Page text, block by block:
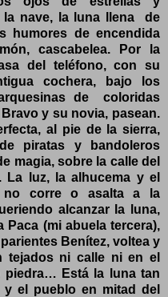
nave, la luna llena
de
humores de encendida
cascabelea. Por la
del teléfono, con su
cochera, bajo los
de
coloridas
y su novia, pasean.
al pie de la sierra,
piratas y bandoleros
magia, sobre la calle del
La luz, la alhucema y el
no corre o asalta a la
alcanzar la luna,
(mi abuela tercera),
Benítez, voltea y
ni calle ni en el
piedra… Está la luna tan
el pueblo en mitad del